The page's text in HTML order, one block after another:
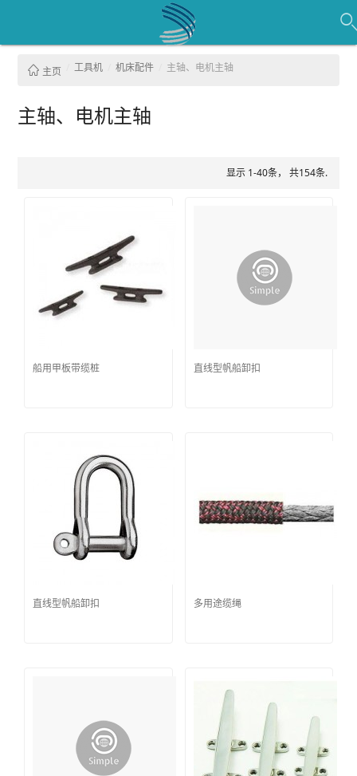
主页 工具机 机床配件 主轴、电机主轴
主轴、电机主轴
显示 1-40条， 共154条.
船用甲板带缆桩 直线型帆船卸扣
直线型帆船卸扣 多用途缆绳